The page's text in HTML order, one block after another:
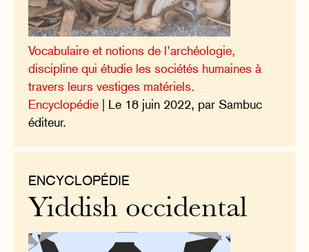
Vocabulaire et notions de l’archéologie,
discipline qui étudie les sociétés humaines à
travers leurs vestiges matériels.
Encyclopédie | Le 18 juin 2022, par Sambuc
éditeur.
ENCYCLOPÉDIE
Yiddish occidental